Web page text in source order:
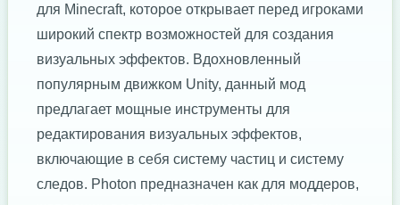
для Minecraft, которое открывает перед игроками
широкий спектр возможностей для создания
визуальных эффектов. Вдохновленный
популярным движком Unity, данный мод
предлагает мощные инструменты для
редактирования визуальных эффектов,
включающие в себя систему частиц и систему
следов. Photon предназначен как для моддеров,